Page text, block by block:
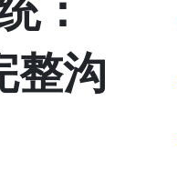
整沟